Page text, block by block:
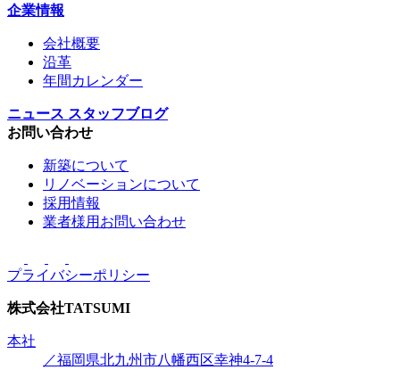
企業情報
会社概要
沿革
年間カレンダー
ニュース スタッフブログ
お問い合わせ
新築について
リノベーションについて
採用情報
業者様用お問い合わせ
プライバシーポリシー
株式会社TATSUMI
本社
／福岡県北九州市八幡西区幸神4-7-4